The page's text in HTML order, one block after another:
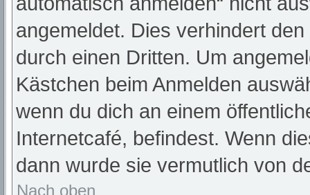
angemeldet. Dies verhindert
durch einen Dritten. Um
Kästchen beim Anmelden
wenn du dich an einem
Internetcafé, befindest. Wenn
dann wurde sie vermutlich von
Nach oben